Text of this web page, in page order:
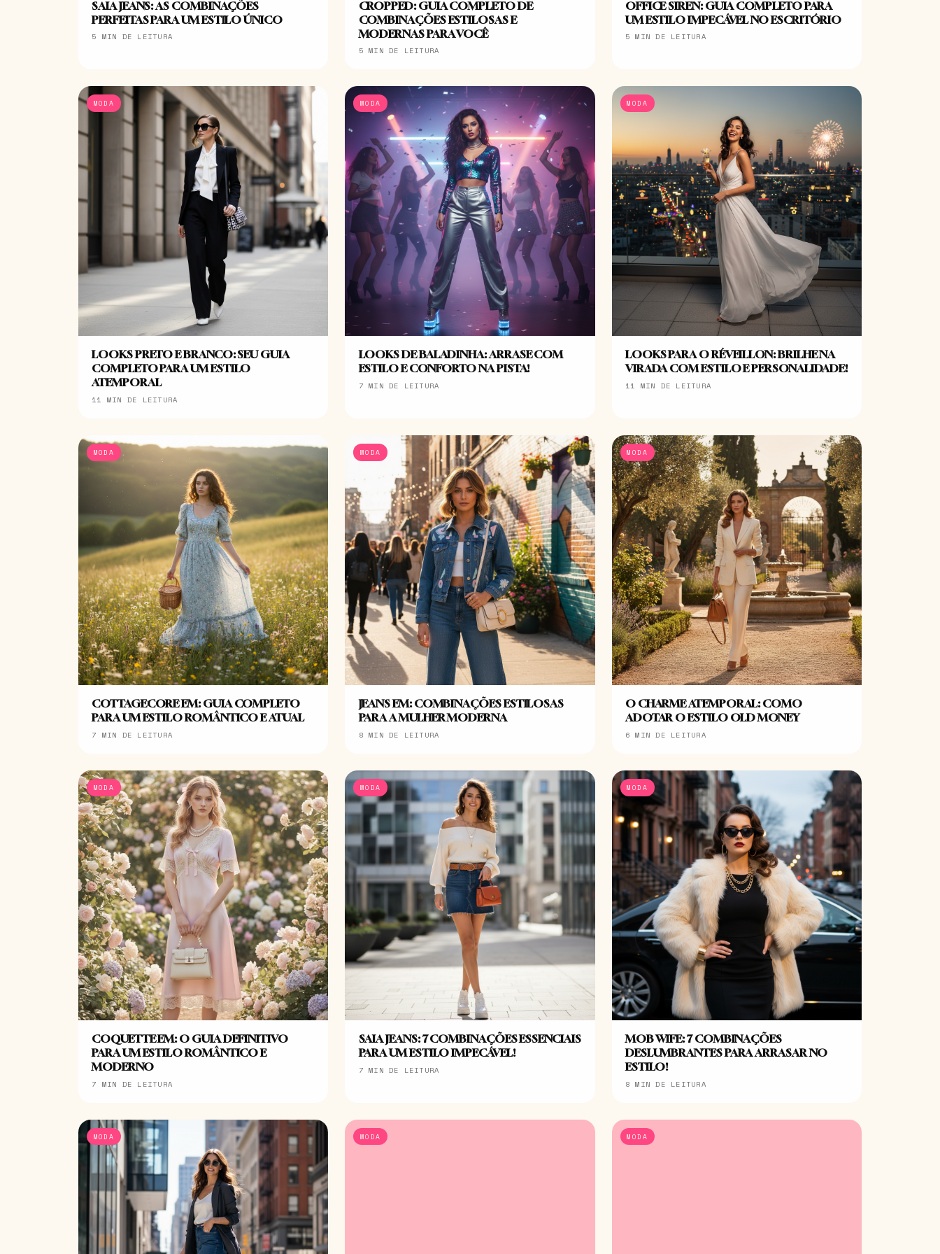
SAIA JEANS: AS COMBINAÇÕES
PERFEITAS PARA UM ESTILO ÚNICO
5 MIN DE LEITURA
CROPPED: GUIA COMPLETO DE
COMBINAÇÕES ESTILOSAS E
MODERNAS PARA VOCÊ
5 MIN DE LEITURA
OFFICE SIREN: GUIA COMPLETO PARA
UM ESTILO IMPECÁVEL NO ESCRITÓRIO
5 MIN DE LEITURA
MODA
LOOKS PRETO E BRANCO: SEU GUIA
COMPLETO PARA UM ESTILO
ATEMPORAL
11 MIN DE LEITURA
MODA
LOOKS DE BALADINHA: ARRASE COM
ESTILO E CONFORTO NA PISTA!
7 MIN DE LEITURA
MODA
LOOKS PARA O RÉVEILLON: BRILHE NA
VIRADA COM ESTILO E PERSONALIDADE!
11 MIN DE LEITURA
MODA
COTTAGECORE EM: GUIA COMPLETO
PARA UM ESTILO ROMÂNTICO E ATUAL
7 MIN DE LEITURA
MODA
JEANS EM: COMBINAÇÕES ESTILOSAS
PARA A MULHER MODERNA
8 MIN DE LEITURA
MODA
O CHARME ATEMPORAL: COMO
ADOTAR O ESTILO OLD MONEY
6 MIN DE LEITURA
MODA
COQUETTE EM: O GUIA DEFINITIVO
PARA UM ESTILO ROMÂNTICO E
MODERNO
7 MIN DE LEITURA
MODA
SAIA JEANS: 7 COMBINAÇÕES ESSENCIAIS
PARA UM ESTILO IMPECÁVEL!
7 MIN DE LEITURA
MODA
MOB WIFE: 7 COMBINAÇÕES
DESLUMBRANTES PARA ARRASAR NO
ESTILO!
8 MIN DE LEITURA
MODA MODA MODA